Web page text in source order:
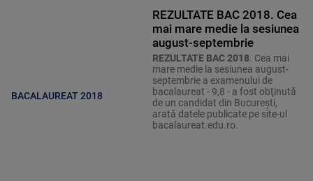
BACALAUREAT 2018
REZULTATE BAC 2018. Cea
mai mare medie la sesiunea
august-septembrie
REZULTATE BAC 2018. Cea mai
mare medie la sesiunea august-
septembrie a examenului de
bacalaureat - 9,8 - a fost obţinută
de un candidat din Bucureşti,
arată datele publicate pe site-ul
bacalaureat.edu.ro.